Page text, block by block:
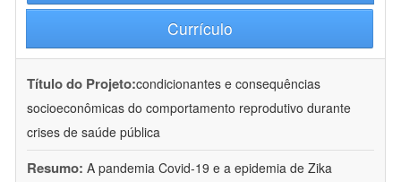
Currículo
Título do Projeto:condicionantes e consequências
socioeconômicas do comportamento reprodutivo durante
crises de saúde pública
Resumo: A pandemia Covid-19 e a epidemia de Zika